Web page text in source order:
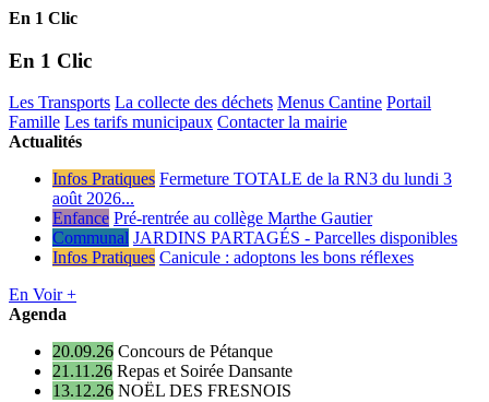
En 1 Clic
En 1 Clic
Les Transports La collecte des déchets Menus Cantine Portail
Famille Les tarifs municipaux Contacter la mairie
Actualités
Infos Pratiques Fermeture TOTALE de la RN3 du lundi 3
août 2026...
Enfance Pré-rentrée au collège Marthe Gautier
Communal JARDINS PARTAGÉS - Parcelles disponibles
Infos Pratiques Canicule : adoptons les bons réflexes
En Voir +
Agenda
20.09.26 Concours de Pétanque
21.11.26 Repas et Soirée Dansante
13.12.26 NOËL DES FRESNOIS